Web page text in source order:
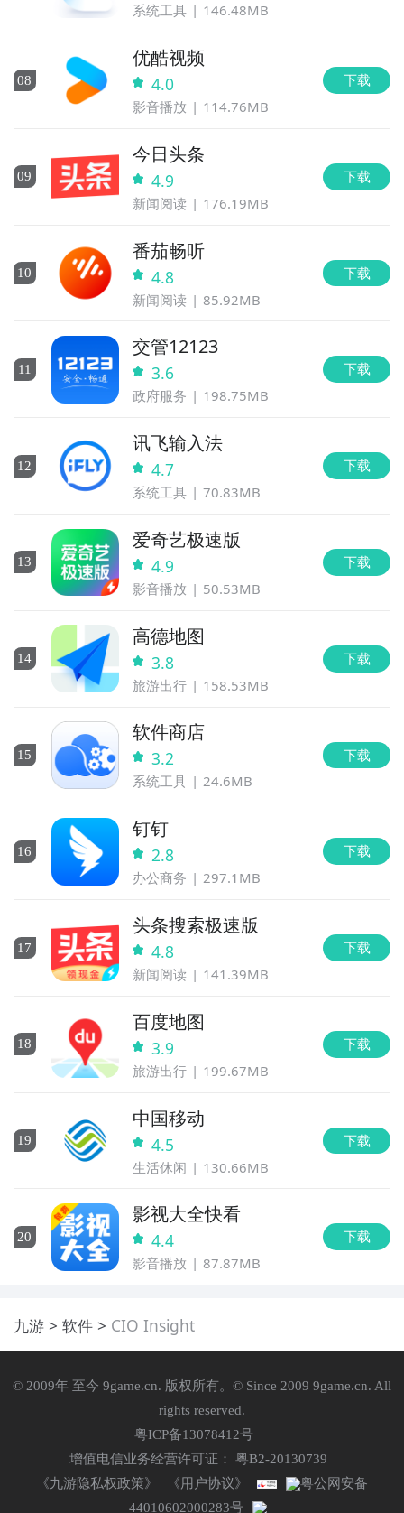
系统工具 146.48MB
08
优酷视频
4.0
影音播放 114.76MB
下载
09
今日头条
4.9
新闻阅读 176.19MB
下载
10
番茄畅听
4.8
新闻阅读 85.92MB
下载
11
交管12123
3.6
政府服务 198.75MB
下载
12
讯飞输入法
4.7
系统工具 70.83MB
下载
13
爱奇艺极速版
4.9
影音播放 50.53MB
下载
14
高德地图
3.8
旅游出行 158.53MB
下载
15
软件商店
3.2
系统工具 24.6MB
下载
16
钉钉
2.8
办公商务 297.1MB
下载
17
头条搜索极速版
4.8
新闻阅读 141.39MB
下载
18
百度地图
3.9
旅游出行 199.67MB
下载
19
中国移动
4.5
生活休闲 130.66MB
下载
20
影视大全快看
4.4
影音播放 87.87MB
下载
九游 软件 CIO Insight
© 2009年 至今 9game.cn. 版权所有。© Since 2009 9game.cn. All
rights reserved.
粤ICP备13078412号
增值电信业务经营许可证： 粤B2-20130739
《九游隐私权政策》
《用户协议》
粤公网安备
44010602000283号